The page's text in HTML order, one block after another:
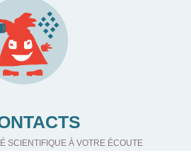
SCIENTIFIQUE À VOTRE ÉCOUTE